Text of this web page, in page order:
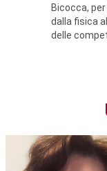
Bicocca,
dalla fisica
delle